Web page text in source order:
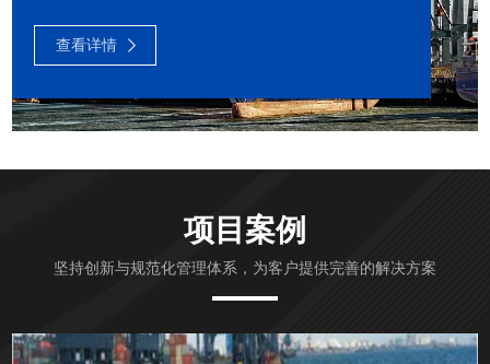
（中国） 、复合缓冲器、弹簧缓冲器、橡胶缓冲器、聚
氨酯缓冲器等。我们还可以为客户提供定制化的缓冲器
产品和全面的售后服务。我们公司有多项发明专利、有
专业的技术与生产团队、中国首个专业的缓冲器检测实
台获得了国家发明专利。我们公司长期与中科院和大连
查看详情
项目案例
坚持创新与规范化管理体系，为客户提供完善的解决方案